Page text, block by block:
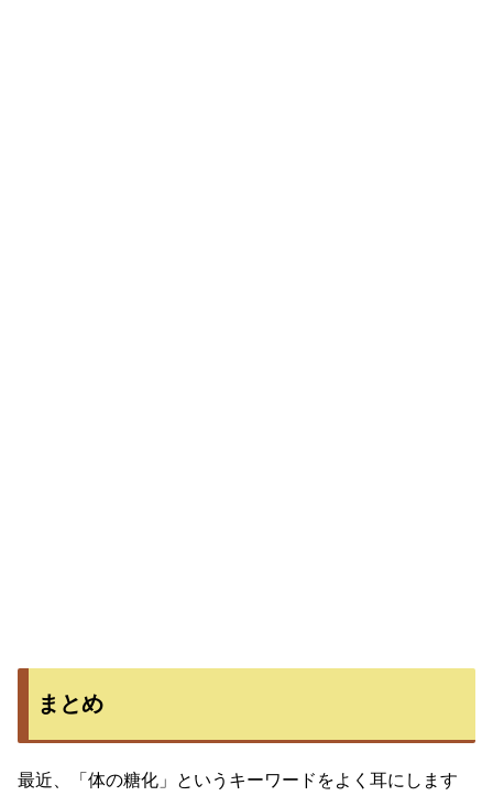
まとめ
最近、「体の糖化」というキーワードをよく耳にします